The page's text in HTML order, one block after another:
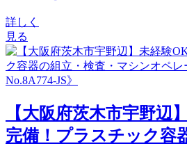
詳しく
見る
【大阪府茨木市宇野辺
完備！プラスチック容